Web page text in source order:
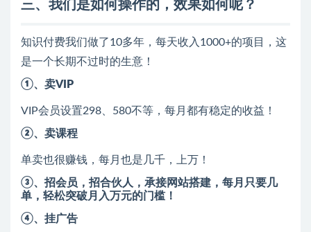
三、我们是如何操作的，效果如何呢？
知识付费我们做了10多年，每天收入1000+的项目，这
是一个长期不过时的生意！
①、卖VIP
VIP会员设置298、580不等，每月都有稳定的收益！
②、卖课程
单卖也很赚钱，每月也是几千，上万！
③、招会员，招合伙人，承接网站搭建，每月只要几
单，轻松突破月入万元的门槛！
④、挂广告